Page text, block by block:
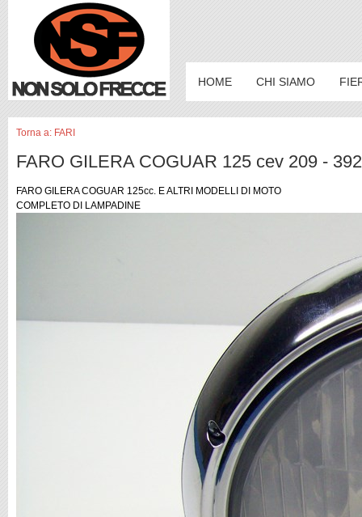
HOME CHI SIAMO
Torna a: FARI
FARO GILERA COGUAR 125 cev 209 - 392
FARO GILERA COGUAR 125cc. E ALTRI MODELLI DI MOTO
COMPLETO DI LAMPADINE